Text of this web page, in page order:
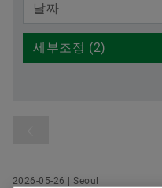
판매
그룹
Bearings & Industrial
디지털 제품
종사자
훈련 기관
소셜 뉴스
날짜와 이벤트
실 수 있습니다.
20개입니다. 무
은 허용되지 않습
날짜
세부조정 (2)
2026-05-26 | Seoul